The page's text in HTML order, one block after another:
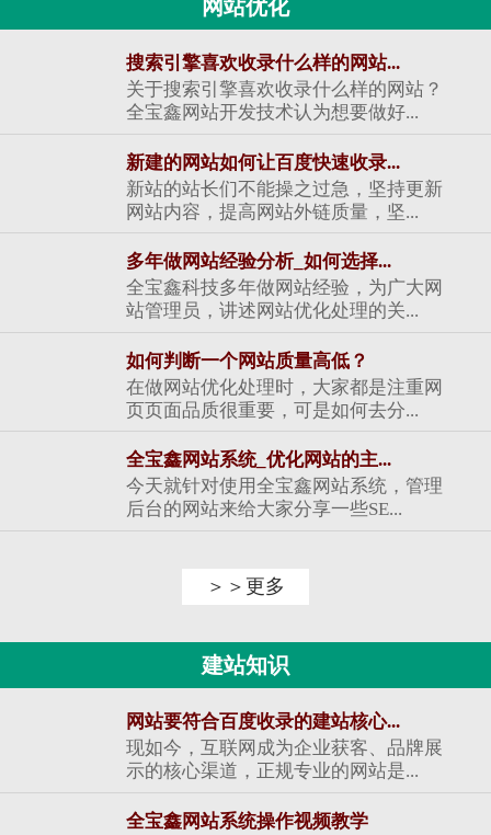
网站优化
搜索引擎喜欢收录什么样的网站...
关于搜索引擎喜欢收录什么样的网站？
全宝鑫网站开发技术认为想要做好...
新建的网站如何让百度快速收录...
新站的站长们不能操之过急，坚持更新
网站内容，提高网站外链质量，坚...
多年做网站经验分析_如何选择...
全宝鑫科技多年做网站经验，为广大网
站管理员，讲述网站优化处理的关...
如何判断一个网站质量高低？
在做网站优化处理时，大家都是注重网
页页面品质很重要，可是如何去分...
全宝鑫网站系统_优化网站的主...
今天就针对使用全宝鑫网站系统，管理
后台的网站来给大家分享一些SE...
＞＞更多
建站知识
网站要符合百度收录的建站核心...
现如今，互联网成为企业获客、品牌展
示的核心渠道，正规专业的网站是...
全宝鑫网站系统操作视频教学